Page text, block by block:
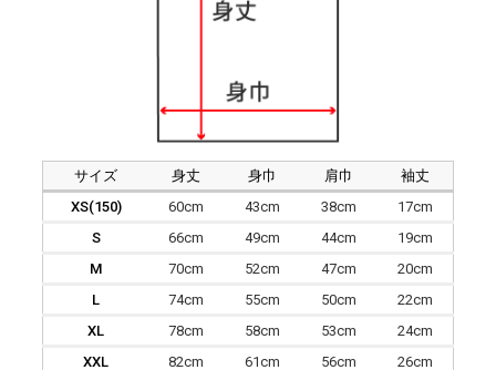
サイズ 身丈 身巾 肩巾
袖丈
XS(150)
60cm 43cm 38cm
17cm
S
66cm 49cm 44cm
19cm
M
70cm 52cm 47cm
20cm
L
74cm 55cm 50cm
22cm
XL
78cm 58cm 53cm
24cm
XXL
82cm 61cm 56cm 26cm